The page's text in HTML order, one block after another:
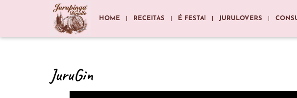
HOME RECEITAS É FESTA! JURULOVERS
JuruGin